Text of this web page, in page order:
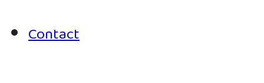
Contact